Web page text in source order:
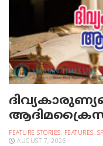
FEATURE STORIES, FEATURES,
AUGUST 7, 2026